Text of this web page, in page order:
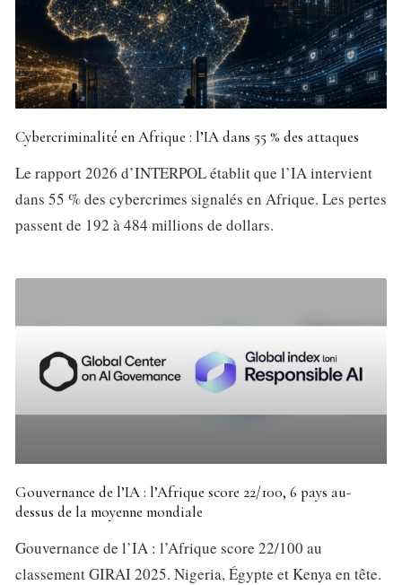
Cybercriminalité en Afrique : l’IA dans 55 % des attaques
Le rapport 2026 d’INTERPOL établit que l’IA intervient
dans 55 % des cybercrimes signalés en Afrique. Les pertes
passent de 192 à 484 millions de dollars.
Gouvernance de l’IA : l’Afrique score 22/100, 6 pays au-
dessus de la moyenne mondiale
Gouvernance de l’IA : l’Afrique score 22/100 au
classement GIRAI 2025. Nigeria, Égypte et Kenya en tête.